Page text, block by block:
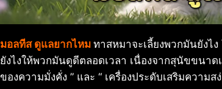
มอลทีส ดูแลยากไหม ทาสหมาจะเลี้ยงพวกมันยังไ
ยังไงให้พวกมันดูดีตลอดเวลา เนื่องจากสุนัขขนา
ของความมั่งคั่ง ” และ “ เครื่องประดับเสริมความส